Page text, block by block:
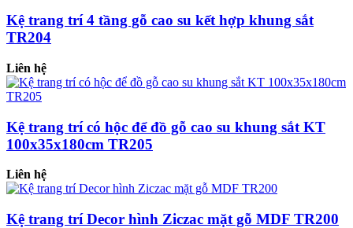
Kệ trang trí 4 tầng gỗ cao su kết hợp khung sắt
TR204
Liên hệ
Kệ trang trí có hộc để đồ gỗ cao su khung sắt KT
100x35x180cm TR205
Liên hệ
Kệ trang trí Decor hình Ziczac mặt gỗ MDF TR200